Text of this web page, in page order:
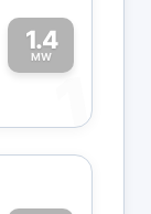
1.4
MW
1